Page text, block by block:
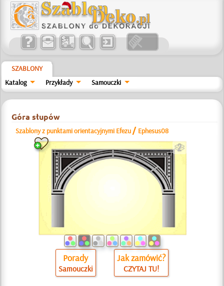
SZABLONY
Katalog
Przykłady Samouczki
Góra słupów
Szablony z punktami orientacyjnymi Efezu / Ephesus08
b
Porady
Samouczki
Jak zamówić?
CZYTAJ TU!